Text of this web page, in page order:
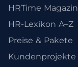
HRTime Magazin
HR-Lexikon A–Z
Preise & Pakete
Kundenprojekte